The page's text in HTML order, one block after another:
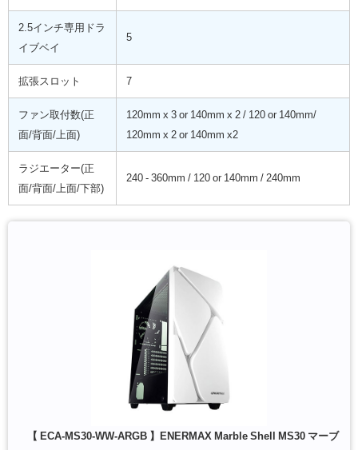
2.5インチ専用ドラ
イブベイ
5
拡張スロット 7
ファン取付数(正
面/背面/上面)
120mm x 3 or 140mm x 2 / 120 or 140mm/
120mm x 2 or 140mm x2
ラジエーター(正
面/背面/上面/下部)
240 - 360mm / 120 or 140mm / 240mm
【 ECA-MS30-WW-ARGB 】ENERMAX Marble Shell MS30 マーブ